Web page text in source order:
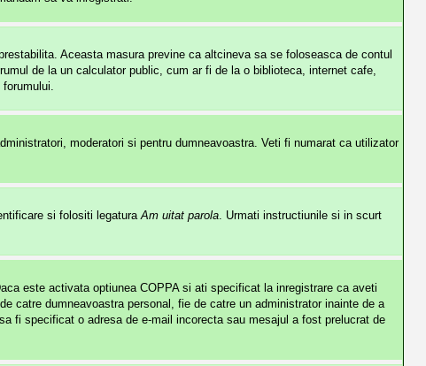
Aceasta masura previne ca altcineva sa se foloseasca de contul
de la un calculator public, cum ar fi de la o biblioteca, internet cafe,
moderatori si pentru dumneavoastra. Veti fi numarat ca utilizator
si folositi legaturaAm uitat parola. Urmati instructiunile si in scurt
este activata optiunea COPPA si ati specificat la inregistrare ca aveti
catre dumneavoastra personal, fie de catre un administrator inainte de a
fi specificat o adresa de e-mail incorecta sau mesajul a fost prelucrat de